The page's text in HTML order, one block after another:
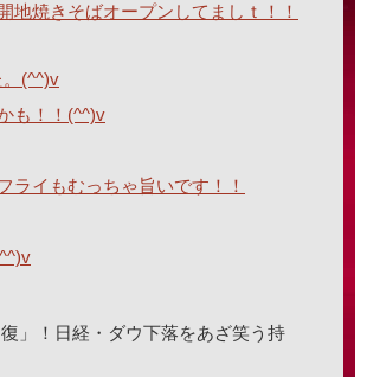
焼きそばオープンしてましｔ！！
(^^)v
も！！(^^)v
イもむっちゃ旨いです！！
」！日経・ダウ下落をあざ笑う持